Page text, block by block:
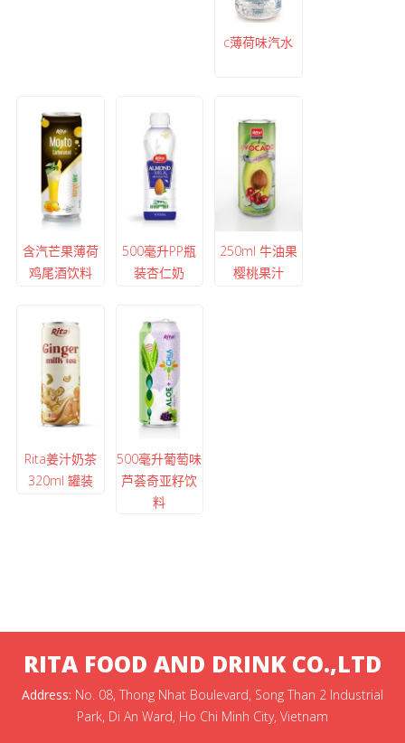
c薄荷味汽水
含汽芒果薄荷
鸡尾酒饮料
500毫升PP瓶
装杏仁奶
250ml 牛油果
樱桃果汁
Rita姜汁奶茶
320ml 罐装
500毫升葡萄味
芦荟奇亚籽饮
料
RITA FOOD AND DRINK CO.,LTD
Address: No. 08, Thong Nhat Boulevard, Song Than 2 Industrial
Park, Di An Ward, Ho Chi Minh City, Vietnam